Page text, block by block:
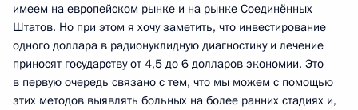
имеем на европейском рынке и на рынке Соединённых
Штатов. Но при этом я хочу заметить, что инвестирование
одного доллара в радионуклидную диагностику и лечение
приносят государству от 4,5 до 6 долларов экономии. Это
в первую очередь связано с тем, что мы можем с помощью
этих методов выявлять больных на более ранних стадиях и,